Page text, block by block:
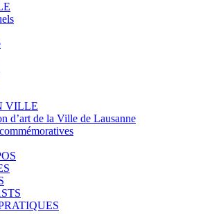
VILLE
d’art de la Ville de Lausanne